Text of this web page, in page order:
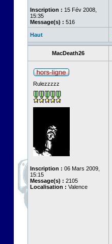
Inscription : 15 Fév 2008,
15:35
Message(s) : 516
Haut
MacDeath26
Rulezzzzz
Inscription : 06 Mars 2009,
15:15
Message(s) : 2105
Localisation : Valence